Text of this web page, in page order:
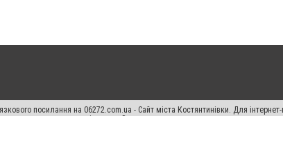
посилання на 06272.com.ua - Сайт міста Костянтинівки. Для
прав переслідується Законом.